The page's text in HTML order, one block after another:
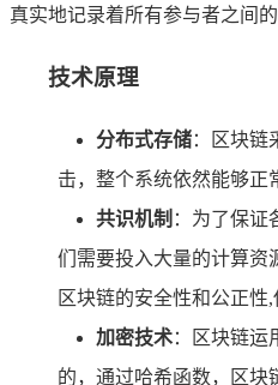
真实地记录着所有参与者之间
技术原理
分布式存储：区块链
击，整个系统依然能够正
共识机制 ：为了保证
们需要投入大量的计算资
区块链的安全性和公正性
加密技术：区块链运
的，通过哈希函数，区块